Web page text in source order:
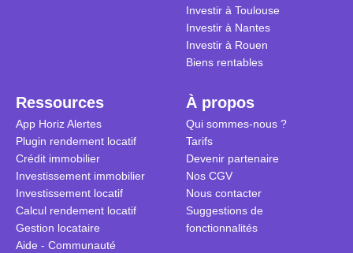
Investir à Toulouse
Investir à Nantes
Investir à Rouen
Biens rentables
Ressources
App Horiz Alertes
Plugin rendement locatif
Crédit immobilier
Investissement immobilier
Investissement locatif
Calcul rendement locatif
Gestion locataire
Aide - Communauté
À propos
Qui sommes-nous ?
Tarifs
Devenir partenaire
Nos CGV
Nous contacter
Suggestions de
fonctionnalités